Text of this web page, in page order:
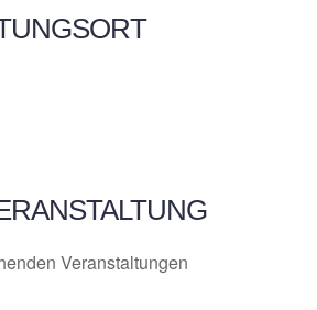
Veranstaltungen